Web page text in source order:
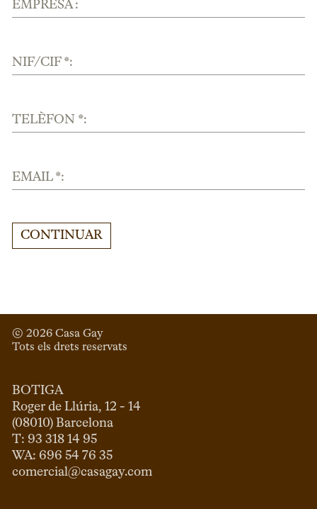
EMPRESA :
NIF/CIF *:
TELÈFON *:
EMAIL *:
CONTINUAR
© 2026 Casa Gay
Tots els drets reservats
BOTIGA
Roger de Llúria, 12 - 14
(08010) Barcelona
T: 93 318 14 95
comercial@casagay.com